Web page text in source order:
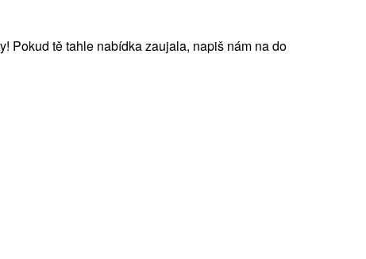
Pokud tě tahle nabídka zaujala, napiš nám na do